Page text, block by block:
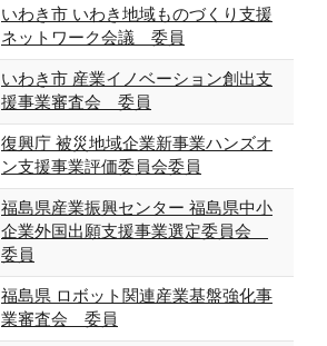
いわき市 いわき地域ものづくり支援
ネットワーク会議 委員
いわき市 産業イノベーション創出支
援事業審査会 委員
復興庁 被災地域企業新事業ハンズオ
ン支援事業評価委員会委員
福島県産業振興センター 福島県中小
企業外国出願支援事業選定委員会
委員
福島県 ロボット関連産業基盤強化事
業審査会 委員